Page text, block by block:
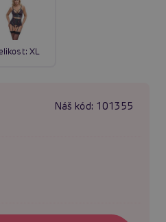
XL
Náš kód: 101355